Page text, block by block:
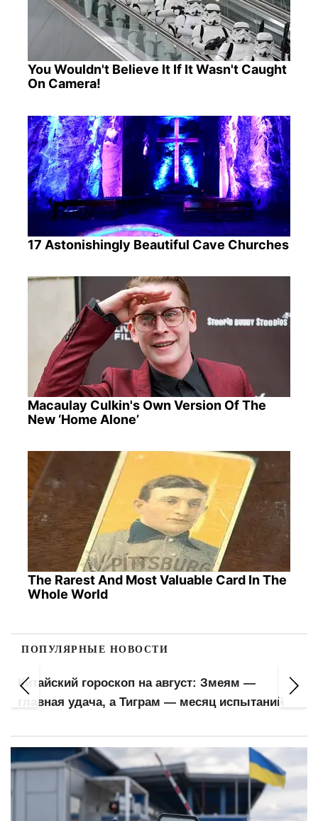
You Wouldn't Believe It If It Wasn't Caught
On Camera!
17 Astonishingly Beautiful Cave Churches
Macaulay Culkin's Own Version Of The
New ‘Home Alone’
The Rarest And Most Valuable Card In The
Whole World
ПОПУЛЯРНЫЕ НОВОСТИ
Китайский гороскоп на август: Змеям —
главная удача, а Тиграм — месяц испытаний